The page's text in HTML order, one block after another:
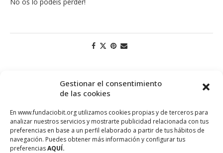
Gestionar el consentimiento
de las cookies
En www.fundaciobit.org utilizamos cookies propias y de terceros para
analizar nuestros servicios y mostrarte publicidad relacionada con tus
preferencias en base a un perfil elaborado a partir de tus hábitos de
navegación. Puedes obtener más información y configurar tus
preferenciasAQUÍ.
No os lo podéis perder!